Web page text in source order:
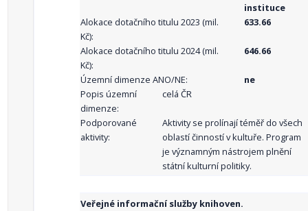
instituce
Alokace dotačního titulu 2023 (mil.
Kč):
633.66
Alokace dotačního titulu 2024 (mil.
Kč):
646.66
Územní dimenze ANO/NE:
ne
Popis územní
dimenze:
celá ČR
Podporované
aktivity:
Aktivity se prolínají téměř do všech
oblastí činností v kultuře. Program
je významným nástrojem plnění
státní kulturní politiky.
Veřejné informační služby knihoven.